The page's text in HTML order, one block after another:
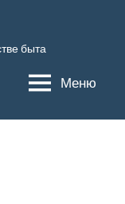
быта
Меню